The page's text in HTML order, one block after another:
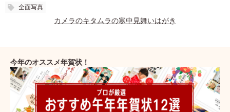
全面写真
カメラのキタムラの寒中見舞いはがき
今年のオススメ年賀状！